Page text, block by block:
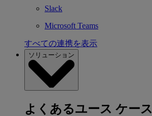
Slack
Microsoft Teams
すべての連携を表示
ソリューション
よくあるユース ケース